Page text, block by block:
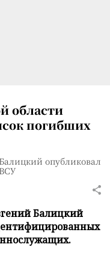
области
погибших
опубликовал
Балицкий